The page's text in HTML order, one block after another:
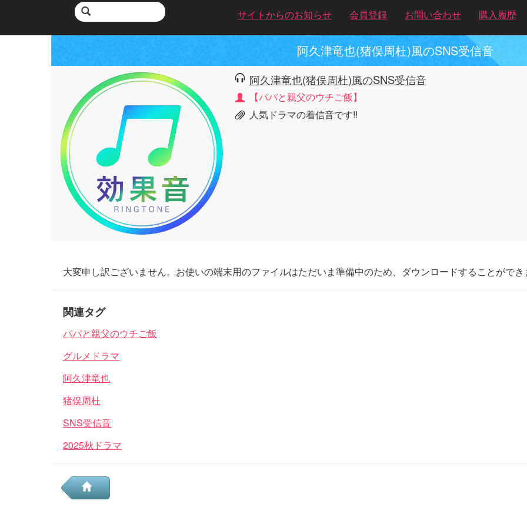
サイトからのお知らせ 会員登録 お問い合わせ 購入履歴
阿久津竜也(猪俣周杜)風のSNS受信音
阿久津竜也(猪俣周杜)風のSNS受信音
【パパと親父のウチご飯】
人気ドラマの着信音です!!
大変申し訳ございません。お使いの端末用のファイルはただいま準備中のため、ダウンロードすることがで
関連タグ
パパと親父のウチご飯
グルメドラマ
阿久津竜也
猪俣周杜
SNS受信音
2025秋ドラマ